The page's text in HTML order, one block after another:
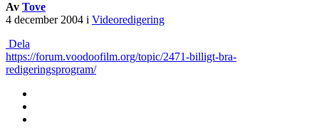
Av Tove
4 december 2004 i Videoredigering
Dela
https://forum.voodoofilm.org/topic/2471-billigt-bra-
redigeringsprogram/